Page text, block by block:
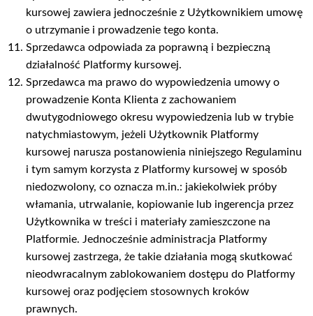
kursowej zawiera jednocześnie z Użytkownikiem umowę
o utrzymanie i prowadzenie tego konta.
Sprzedawca odpowiada za poprawną i bezpieczną
działalność Platformy kursowej.
Sprzedawca ma prawo do wypowiedzenia umowy o
prowadzenie Konta Klienta z zachowaniem
dwutygodniowego okresu wypowiedzenia lub w trybie
natychmiastowym, jeżeli Użytkownik Platformy
kursowej narusza postanowienia niniejszego Regulaminu
i tym samym korzysta z Platformy kursowej w sposób
niedozwolony, co oznacza m.in.: jakiekolwiek próby
włamania, utrwalanie, kopiowanie lub ingerencja przez
Użytkownika w treści i materiały zamieszczone na
Platformie. Jednocześnie administracja Platformy
kursowej zastrzega, że takie działania mogą skutkować
nieodwracalnym zablokowaniem dostępu do Platformy
kursowej oraz podjęciem stosownych kroków
prawnych.